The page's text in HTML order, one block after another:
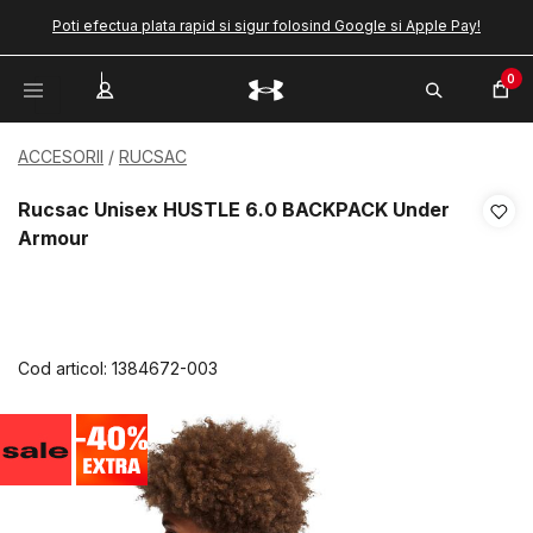
Poti efectua plata rapid si sigur folosind Google si Apple Pay!
0
ACCESORII RUCSAC
Rucsac Unisex HUSTLE 6.0 BACKPACK Under
Armour
Cod articol: 1384672-003